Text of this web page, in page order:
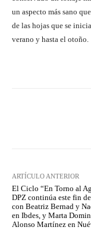
un aspecto más sano
de las hojas que se
verano y hasta el otoño.
ARTÍCULO ANTERIOR
El Ciclo “En Torno al
DPZ continúa este fin
con Beatriz Bernad y
en Ibdes, y Marta
Alonso Martínez en